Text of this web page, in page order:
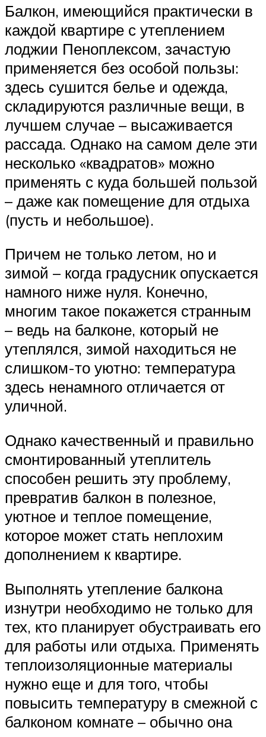
Балкон, имеющийся практически в
каждой квартире с утеплением
лоджии Пеноплексом, зачастую
применяется без особой пользы:
здесь сушится белье и одежда,
складируются различные вещи, в
лучшем случае – высаживается
рассада. Однако на самом деле эти
несколько «квадратов» можно
применять с куда большей пользой
– даже как помещение для отдыха
(пусть и небольшое).
Причем не только летом, но и
зимой – когда градусник опускается
намного ниже нуля. Конечно,
многим такое покажется странным
– ведь на балконе, который не
утеплялся, зимой находиться не
слишком-то уютно: температура
здесь ненамного отличается от
уличной.
Однако качественный и правильно
смонтированный утеплитель
способен решить эту проблему,
превратив балкон в полезное,
уютное и теплое помещение,
которое может стать неплохим
дополнением к квартире.
Выполнять утепление балкона
изнутри необходимо не только для
тех, кто планирует обустраивать его
для работы или отдыха. Применять
теплоизоляционные материалы
нужно еще и для того, чтобы
повысить температуру в смежной с
балконом комнате – обычно она